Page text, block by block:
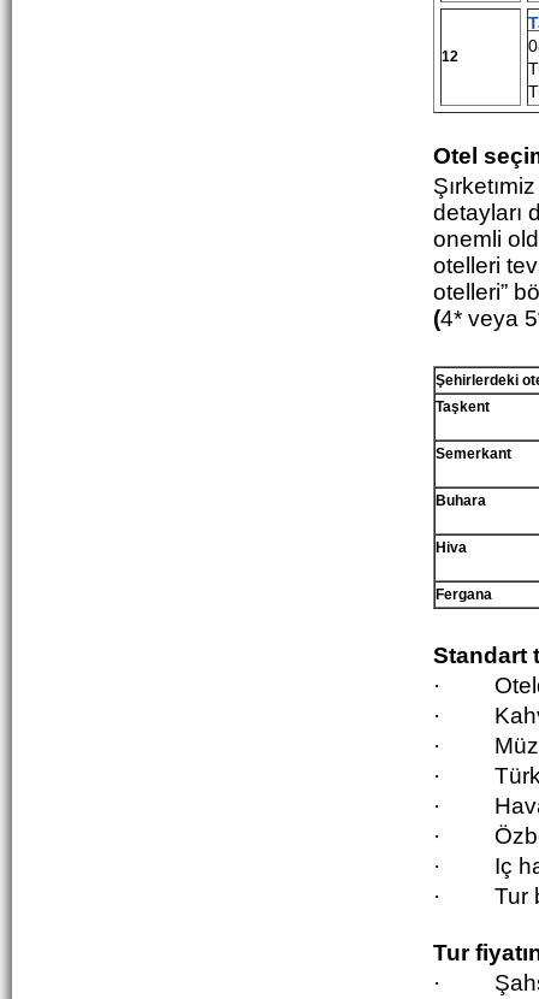
12
Otel
detayları
onemli
otelleri
otelleri”
(4* veya 5
Şehirlerdeki o
Taşkent
Semerkant
Buhara
Hiva
Fergana
Standart
·
·
K
·
·
·
·
·
Iç
·
Tur
Tur
·